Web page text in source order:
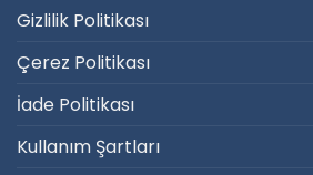
Gizlilik Politikası
Çerez Politikası
İade Politikası
Kullanım Şartları